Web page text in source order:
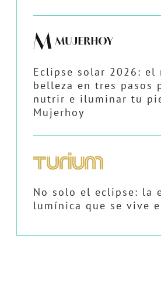
Eclipse solar 2026: el
belleza en tres pasos
nutrir e iluminar tu
Mujerhoy
No solo el eclipse: la
lumínica que se vive